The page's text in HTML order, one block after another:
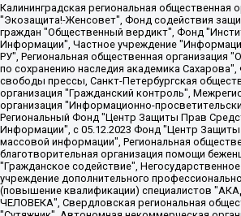
Калининградская региональная общественная организация "Экозащита!-Женсовет", Фонд содействия защите прав и свобод граждан "Общественный вердикт", Фонд "Институт Развития Свободы Информации", Частное учреждение "Информационное агентство МЕМО. РУ", Региональная общественная организация "Общественная комиссия по сохранению наследия академика Сахарова", Фонд поддержки свободы прессы, Санкт-Петербургская общественная правозащитная организация "Гражданский контроль", Межрегиональная общественная организация "Информационно-просветительский центр "Мемориал", Региональный Фонд "Центр Защиты Прав Средств Массовой Информации", с 05.12.2023 Фонд "Центр Защиты Прав Средств массовой информации", Региональная общественная благотворительная организация помощи беженцам и мигрантам "Гражданское содействие", Негосударственное образовательное учреждение дополнительного профессионального образования (повышение квалификации) специалистов "АКАДЕМИЯ ПО ПРАВАМ ЧЕЛОВЕКА", Свердловская региональная общественная организация "Сутяжник", Автономная некоммерческая организация "Центр независимых социологических исследований", Союз общественных объединений "Российский исследовательский центр по правам человека", Региональное общественное учреждение научно-информационный центр "МЕМОРИАЛ", Некоммерческая организация "Фонд защиты гласности", Автономная некоммерческая организация "Институт прав человека", Городская общественная организация "Екатеринбургское общество "МЕМОРИАЛ", Городская общественная организация "Рязанское историко-просветительское и правозащитное общество "Мемориал" (Рязанский Мемориал), Челябинский региональный орган общественной самодеятельности – женское общественное объединение "Женщины Евразии", Челябинский региональный орган общественной самодеятельности "Уральская правозащитная группа", Фонд содействия защите здоровья и социальной справедливости имени Андрея Рылькова, Автономная Некоммерческая Организация "Аналитический Центр Юрия Левады", Автономная некоммерческая организация социальной поддержки населения "Проект Апрель", Региональная общественная организация помощи женщинам и детям, находящимся в кризисной ситуации "Информационно-методический центр "Анна", Фонд содействия развитию массовых коммуникаций и правовому просвещению "Так-так-Так", Фонд содействия устойчивому развитию "Серебряная тайга", Свердловский региональный общественный фонд социальных проектов "Новое время", "Idel.Реалии", Кавказ.Реалии, Крым.Реалии, Телеканал Настоящее Время, Татаро-башкирская служба Радио Свобода (Azatliq Radiosi), Радио Свободная Европа/Радио Свобода (PCE/PC), "Сибирь.Реалии", "Фактограф", Благотворительный фонд помощи осужденным и их семьям, Автономная некоммерческая организация "Институт глобализации и социальных движений", Фонд "В защиту прав заключенных", Частное учреждение "Центр поддержки и содействия развитию средств массовой информации", Пензенский региональный общественный благотворительный фонд "Гражданский союз", "Север.Реалии", Некоммерческая организация Фонд "Правовая инициатива", Общество с ограниченной ответственностью "Радио Свободная Европа/Радио Свобода", Чешское информационное агентство "MEDIUM-ORIENT", Красноярская региональная общественная организация "Мы против СПИДа", Камалягин Денис Николаевич, Маркелов Сергей Евгеньевич, Пономарев Лев Александрович, Савицкая Людмила Алексеевна, Автономная некоммерческая организация "Центр по работе с проблемой насилия "НАСИЛИЮ.НЕТ", Межрегиональный профессиональный союз работников здравоохранения "Альянс врачей", Юридическое лицо, зарегистрированное в Латвийской Республике, SIA "Medusa Project" (регистрационный номер 40103797863, дата регистрации 10.06.2014), Некоммерческая организация "Фонд по борьбе с коррупцией", Автономная некоммерческая организация "Институт права и публичной политики", Баданин Роман Сергеевич, Гликин Максим Александрович, Железнова Мария Михайловна, Лукьянова Юлия Сергеевна, Маетная Елизавета Витальевна, Маняхин Петр Борисович, Чуракова Ольга Владимировна, Ярош Юлия Петровна, Юридическое лицо "The Insider SIA", зарегистрированное в Риге, Латвийская Республика (дата регистрации 26.06.2015), являющееся администратором доменного имени интернет-издания "The Insider SIA", https://theins.ru, Постернак Алексей Евгеньевич, Рубин Михаил Аркадьевич, Анин Роман Александрович, Юридическое лицо Istories fonds, зарегистрированное в Латвийской Республике (регистрационный номер 50008295751, дата регистрации 24.02.2020), Великовский Дмитрий Александрович, Долинина Ирина Николаевна, Мароховская Алеся Алексеевна, Шлейнов Роман Юрьевич, Шмагун Олеся Валентиновна, Общество с ограниченной ответственностью "Альтаир 2021", Общество с ограниченной ответственностью "Вега 2021", Общество с ограниченной ответственностью "Главный редактор 2021", Общество с ограниченной ответственностью "Ромашки монолит", Важенков Артем Валерьевич, Ивановская областная общественная организация "Центр гендерных исследований", Гурман Юрий Альбертович, Медиапроект "ОВД-Инфо", Егоров Владимир Владимирович, Жилинский Владимир Александрович, Общество с ограниченной ответственностью "ЗП", Иванова София Юрьевна, Карезина Инна Павловна, Кильтау Екатерина Викторовна, Петров Алексей Викторович, Пискунов Сергей Евгеньевич, Смирнов Сергей Сергеевич, Тихонов Михаил Сергеевич, Общество с ограниченной ответственностью "ЖУРНАЛИСТ-ИНОСТРАННЫЙ АГЕНТ", Арапова Галина Юрьевна, Вольтская Татьяна Анатольевна, Американская компания "Mason G.E.S. Anonymous Foundation" (США), являющаяся владельцем интернет-издания https://mnews.world/, Компания "Stichting Bellingcat", зарегистрированная в Нидерландах (дата регистрации 11.07.2018), Захаров Андрей Вячеславович, Клепиковская Екатерина Дмитриевна, Общество с ограниченной ответственностью "МЕМО", Перл Роман Александрович, Симонов Евгений Алексеевич, Соловьева Елена Анатольевна, Сотников Даниил Владимирович, Сурначева Елизавета Дмитриевна, Автономная некоммерческая организация по защите прав человека и информированию населения "Якутия – Наше Мнение", Общество с ограниченной ответственностью "Москоу диджитал медиа", с 26.01.2023 Общество с ограниченной ответственностью "Чайка Белые сады", Ветошкина Валерия Валерьевна, Заговора Максим Александрович, Межрегиональное общественное движение "Российская ЛГБТ - сеть", Оленичев Максим Владимирович, Павлов Иван Юрьевич, Скворцова Елена Сергеевна, Общество с ограниченной ответственностью "Как бы инагент", Кочетков Игорь Викторович, Общество с ограниченной ответственностью "Честные выборы", Еланчик Олег Александрович, Общество с ограниченной ответственностью "Нобелевский призыв", Гималова Регина Эмилевна, Григорьев Андрей Валерьевич, Григорьева Алина Александровна, Ассоциация по содействию защите прав призывников, альтернативнослужащих и военнослужащих "Правозащитная группа "Гражданин.Армия.Право", Хисамова Регина Фаритовна, Автономная некоммерческая организация по реализации социально-правовых программ "Лилит", Дальневосточное общественное движение "Маяк", Санкт-Петербургская ЛГБТ-инициативная группа "Выход", Инициативная группа ЛГБТ+ "Реверс", Алексеев Андрей Викторович, Бекбулатова Таисия Львовна, Беляев Иван Михайлович, Владыкина Елена Сергеевна, Гельман Марат Александрович, Никульшина Вероника Юрьевна, Толоконникова Надежда Андреевна, Шендерович Виктор Анатольевич, Общество с ограниченной ответственностью "Данное сообщение", Общество с ограниченной ответственностью Издательский дом "Новая глава", Айнбиндер Александра Александровна, Московский комьюнити-центр для ЛГБТ+инициатив, Благотворительный фонд развития филантропии, Deutsche Welle (Германия, Kurt-Schumacher-Strasse 3, 53113 Bonn), Борзунова Мария Михайловна, Воробьев Виктор Викторович, Голубева Анна Львовна, Константинова Алла Михайловна, Малкова Ирина Владимировна, Мурадов Мурад Абдулгалимович, Осетинская Елизавета Николаевна, Понасенков Евгений Николаевич, Ганапольский Матвей Юрьевич, Киселев Евгений Алексеевич, Борухович Ирина Григорьевна, Дремин Иван Тимофеевич, Дубровский Дмитрий Викторович, Красноярская региональная общественная организация поддержки и развития